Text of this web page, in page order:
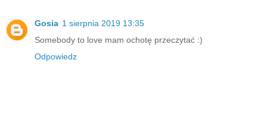
Gosia 1 sierpnia 2019 13:35
Somebody to love mam ochotę przeczytać :)
Odpowiedz